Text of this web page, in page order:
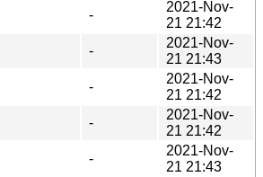
-
2021-Nov-
21 21:42
-
2021-Nov-
21 21:43
-
2021-Nov-
21 21:42
-
2021-Nov-
21 21:42
-
2021-Nov-
21 21:43